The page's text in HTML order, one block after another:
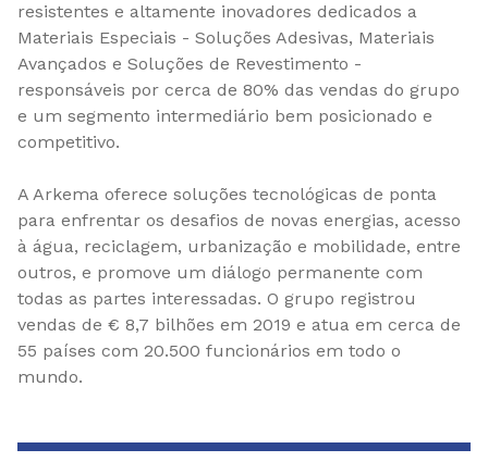
resistentes e altamente inovadores dedicados a
Materiais Especiais - Soluções Adesivas, Materiais
Avançados e Soluções de Revestimento -
responsáveis por cerca de 80% das vendas do grupo
e um segmento intermediário bem posicionado e
competitivo.
A Arkema oferece soluções tecnológicas de ponta
para enfrentar os desafios de novas energias, acesso
à água, reciclagem, urbanização e mobilidade, entre
outros, e promove um diálogo permanente com
todas as partes interessadas. O grupo registrou
vendas de € 8,7 bilhões em 2019 e atua em cerca de
55 países com 20.500 funcionários em todo o
mundo.